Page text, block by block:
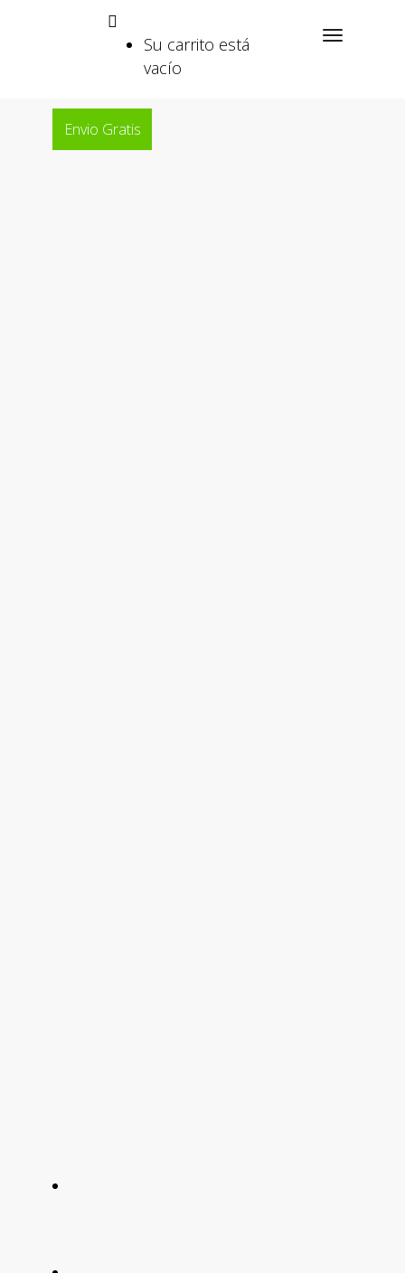
Su carrito está
vacío
Envio Gratis